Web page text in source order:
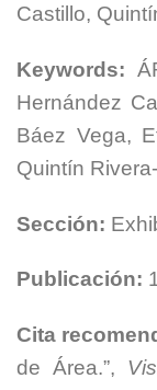
Castillo,
Keywords:
Hernández
Báez Vega,
Quintín
Sección:
Publicación:
Cita
de Área.”,